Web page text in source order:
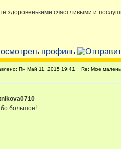
здоровенькими счастливыми и
Пн Май 11, 2015 19:41 Re: Мое
большое!